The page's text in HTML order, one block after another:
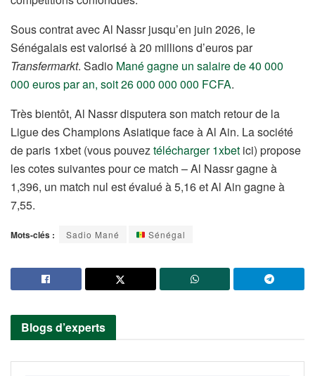
Sous contrat avec Al Nassr jusqu’en juin 2026, le
Sénégalais est valorisé à 20 millions d’euros par
Transfermarkt. Sadio Mané gagne un salaire de 40 000
000 euros par an, soit 26 000 000 000 FCFA.
Très bientôt, Al Nassr disputera son match retour de la
Ligue des Champions Asiatique face à Al Ain. La société
de paris 1xbet (vous pouveztélécharger 1xbet ici) propose
les cotes suivantes pour ce match – Al Nassr gagne à
1,396, un match nul est évalué à 5,16 et Al Ain gagne à
7,55.
Mots-clés : Sadio Mané Sénégal
Blogs d’experts